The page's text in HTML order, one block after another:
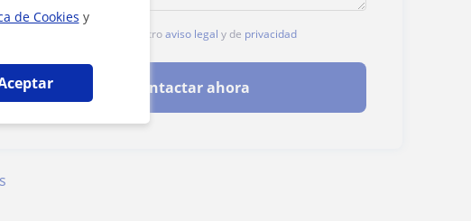
de Cookies y
Al hacer clic, aceptas nuestroaviso legal y de privacidad
Contactar ahora